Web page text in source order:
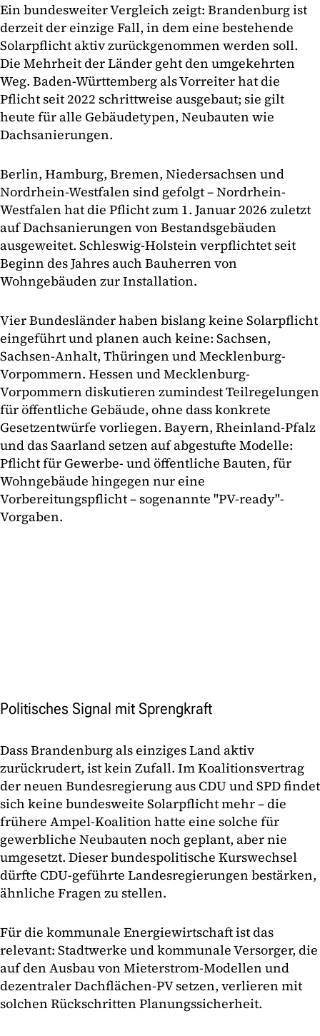
Ein bundesweiter Vergleich zeigt: Brandenburg ist
derzeit der einzige Fall, in dem eine bestehende
Solarpflicht aktiv zurückgenommen werden soll.
Die Mehrheit der Länder geht den umgekehrten
Weg. Baden-Württemberg als Vorreiter hat die
Pflicht seit 2022 schrittweise ausgebaut; sie gilt
heute für alle Gebäudetypen, Neubauten wie
Dachsanierungen.
Berlin, Hamburg, Bremen, Niedersachsen und
Nordrhein-Westfalen sind gefolgt – Nordrhein-
Westfalen hat die Pflicht zum 1. Januar 2026 zuletzt
auf Dachsanierungen von Bestandsgebäuden
ausgeweitet. Schleswig-Holstein verpflichtet seit
Beginn des Jahres auch Bauherren von
Wohngebäuden zur Installation.
Vier Bundesländer haben bislang keine Solarpflicht
eingeführt und planen auch keine: Sachsen,
Sachsen-Anhalt, Thüringen und Mecklenburg-
Vorpommern. Hessen und Mecklenburg-
Vorpommern diskutieren zumindest Teilregelungen
für öffentliche Gebäude, ohne dass konkrete
Gesetzentwürfe vorliegen. Bayern, Rheinland-Pfalz
und das Saarland setzen auf abgestufte Modelle:
Pflicht für Gewerbe- und öffentliche Bauten, für
Wohngebäude hingegen nur eine
Vorbereitungspflicht – sogenannte "PV-ready"-
Vorgaben.
Politisches Signal mit Sprengkraft
Dass Brandenburg als einziges Land aktiv
zurückrudert, ist kein Zufall. Im Koalitionsvertrag
der neuen Bundesregierung aus CDU und SPD findet
sich keine bundesweite Solarpflicht mehr – die
frühere Ampel-Koalition hatte eine solche für
gewerbliche Neubauten noch geplant, aber nie
umgesetzt. Dieser bundespolitische Kurswechsel
dürfte CDU-geführte Landesregierungen bestärken,
ähnliche Fragen zu stellen.
Für die kommunale Energiewirtschaft ist das
relevant: Stadtwerke und kommunale Versorger, die
auf den Ausbau von Mieterstrom-Modellen und
dezentraler Dachflächen-PV setzen, verlieren mit
solchen Rückschritten Planungssicherheit.